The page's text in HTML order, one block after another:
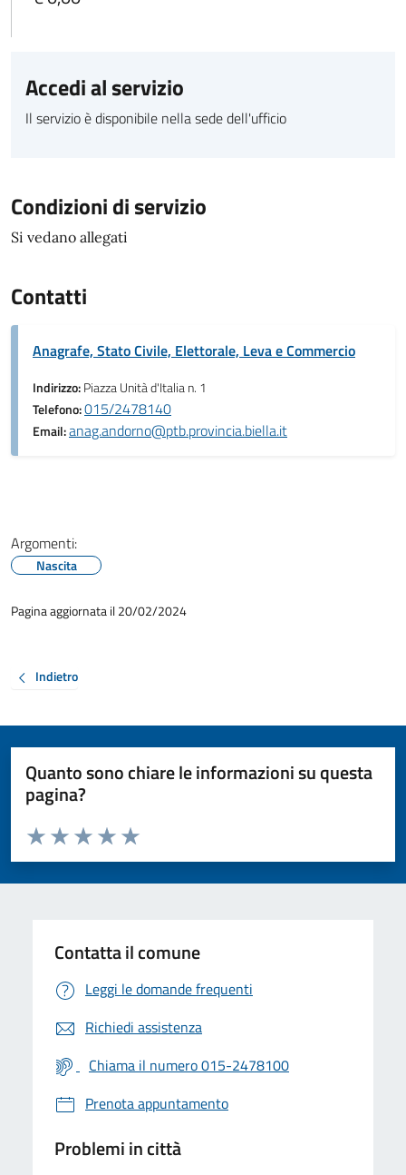
Accedi al servizio
Il servizio è disponibile nella sede dell'ufficio
Condizioni di servizio
Si vedano allegati
Contatti
Anagrafe, Stato Civile, Elettorale, Leva e Commercio
Indirizzo:Piazza Unità d'Italia n. 1
Telefono:015/2478140
Email:anag.andorno@ptb.provincia.biella.it
Argomenti:
Nascita
Pagina aggiornata il 20/02/2024
Indietro
Quanto sono chiare le informazioni su questa
pagina?
Valuta da 1 a 5 stelle la pagina
Valuta 5 stelle su 5
Valuta 4 stelle su 5
Valuta 3 stelle su 5
Valuta 2 stelle su 5
Valuta 1 stelle su 5
Contatta il comune
Leggi le domande frequenti
Richiedi assistenza
Chiama il numero 015-2478100
Prenota appuntamento
Problemi in città